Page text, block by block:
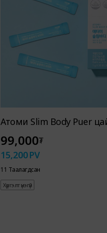
Атоми Slim Body Puer
99,000₮
15,200PV
11 Таалагдсан
Хүргэлт үнэгүй